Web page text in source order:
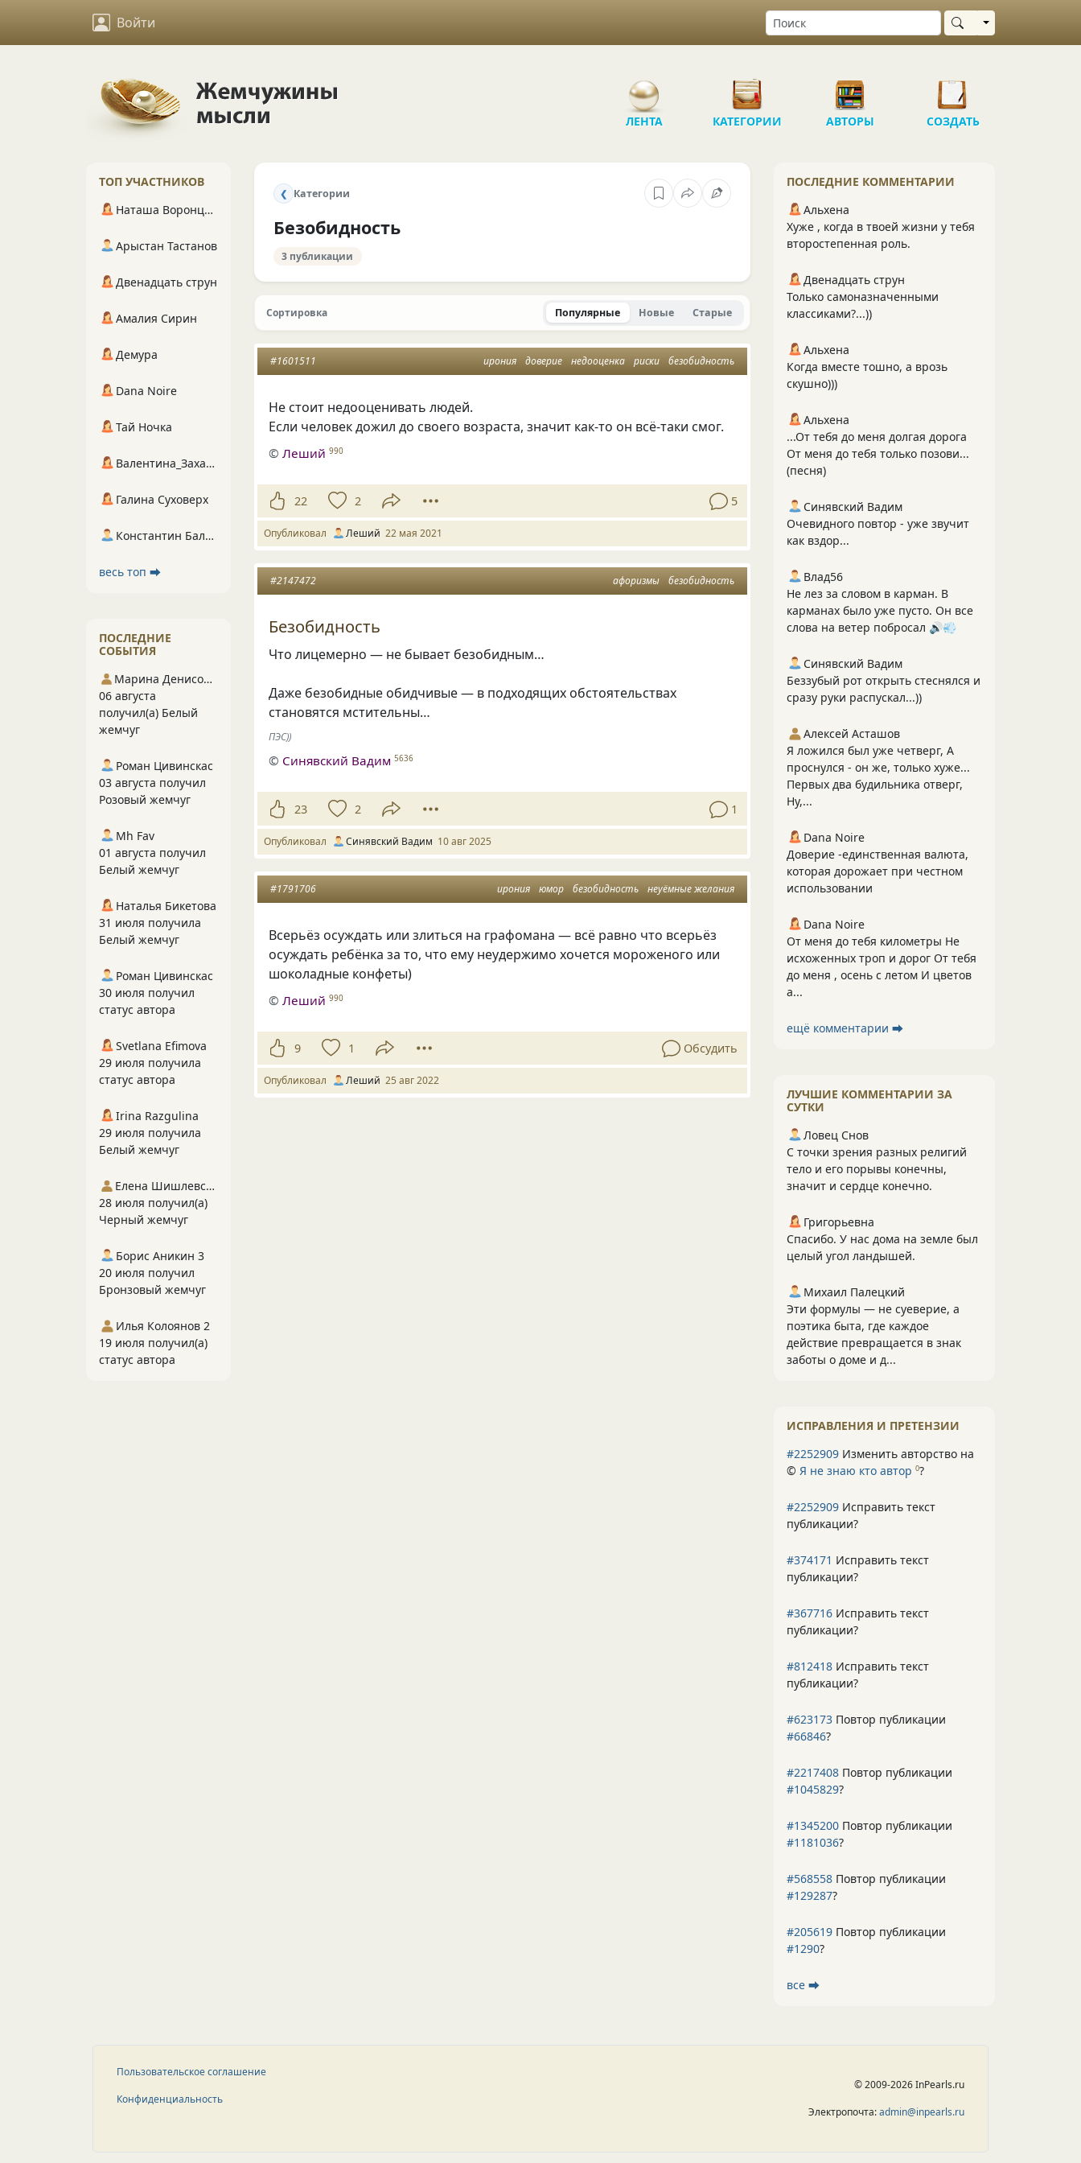
Войти Выбрать область
ЛЕНТА КАТЕГОРИИ АВТОРЫ СОЗДАТЬ
❮ Категории
Безобидность
3 публикации
Сортировка Популярные Новые Старые
ирония доверие недооценка риски безобидность
#1601511
Не стоит недооценивать людей.
Если человек дожил до своего возраста, значит как-то он всё-таки смог.
©Леший 990
22 2 5
Опубликовал Леший 22 мая 2021
афоризмы безобидность
#2147472
Безобидность
Что лицемерно — не бывает безобидным…
Даже безобидные обидчивые — в подходящих обстоятельствах
становятся мстительны…
ПЭС))
© Синявский Вадим 5636
23 2 1
Опубликовал Синявский Вадим 10 авг 2025
ирония юмор безобидность неуёмные желания
#1791706
Всерьёз осуждать или злиться на графомана — всё равно что всерьёз
осуждать ребёнка за то, что ему неудержимо хочется мороженого или
шоколадные конфеты)
©Леший 990
9 1 Обсудить
Опубликовал Леший 25 авг 2022
ПОСЛЕДНИЕ КОММЕНТАРИИ
Альхена
Хуже , когда в твоей жизни у тебя
второстепенная роль.
Двенадцать струн
Только самоназначенными
классиками?...))
Альхена
Когда вместе тошно, а врозь
скушно)))
Альхена
...От тебя до меня долгая дорога
От меня до тебя только позови...
(песня)
Синявский Вадим
Очевидного повтор - уже звучит
как вздор...
Влад56
Не лез за словом в карман. В
карманах было уже пусто. Он все
слова на ветер побросал 🔊💨
Синявский Вадим
Беззубый рот открыть стеснялся и
сразу руки распускал...))
Алексей Асташов
Я ложился был уже четверг, А
проснулся - он же, только хуже...
Первых два будильника отверг,
Ну,...
Dana Noire
Доверие -единственная валюта,
которая дорожает при честном
использовании
Dana Noire
От меня до тебя километры Не
исхоженных троп и дорог От тебя
до меня , осень с летом И цветов
а...
ещё комментарии ⮕
ЛУЧШИЕ КОММЕНТАРИИ ЗА
СУТКИ
Ловец Снов
С точки зрения разных религий
тело и его порывы конечны,
значит и сердце конечно.
Григорьевна
Спасибо. У нас дома на земле был
целый угол ландышей.
Михаил Палецкий
Эти формулы — не суеверие, а
поэтика быта, где каждое
действие превращается в знак
заботы о доме и д...
ИСПРАВЛЕНИЯ И ПРЕТЕНЗИИ
#2252909 Изменить авторство на
© Я не знаю кто автор 0?
#2252909 Исправить текст
публикации?
#374171 Исправить текст
публикации?
#367716 Исправить текст
публикации?
#812418 Исправить текст
публикации?
#623173 Повтор публикации
#66846?
#2217408 Повтор публикации
#1045829?
#1345200 Повтор публикации
#1181036?
#568558 Повтор публикации
#129287?
#205619 Повтор публикации
#1290?
все ⮕
ТОП УЧАСТНИКОВ
Наташа Воронцова
Арыстан Тастанов
Двенадцать струн
Амалия Сирин
Демура
Dana Noire
Тай Ночка
Валентина_Захарова
Галина Суховерх
Константин Балухта
весь топ ⮕
ПОСЛЕДНИЕ
СОБЫТИЯ
Марина Денисова 5
06 августа
получил(а) Белый
жемчуг
Роман Цивинскас
03 августа получил
Розовый жемчуг
Mh Fav
01 августа получил
Белый жемчуг
Наталья Бикетова
31 июля получила
Белый жемчуг
Роман Цивинскас
30 июля получил
статус автора
Svetlana Efimova
29 июля получила
статус автора
Irina Razgulina
29 июля получила
Белый жемчуг
Елена Шишлевская
28 июля получил(а)
Черный жемчуг
Борис Аникин 3
20 июля получил
Бронзовый жемчуг
Илья Колоянов 2
19 июля получил(а)
статус автора
Пользовательское соглашение
Конфиденциальность
© 2009-2026 InPearls.ru
Электропочта:admin@inpearls.ru